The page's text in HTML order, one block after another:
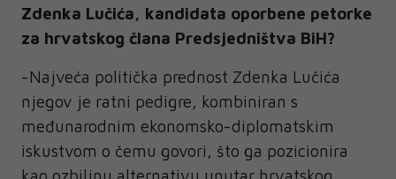
Zdenka Lučića, kandidata oporbene petorke
za hrvatskog člana Predsjedništva BiH?
-Najveća politička prednost Zdenka Lučića
njegov je ratni pedigre, kombiniran s
međunarodnim ekonomsko-diplomatskim
iskustvom o čemu govori, što ga pozicionira